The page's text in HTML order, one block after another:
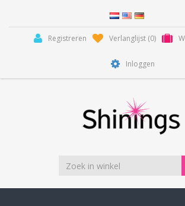
Registreren Verlanglijst (0)
Inloggen